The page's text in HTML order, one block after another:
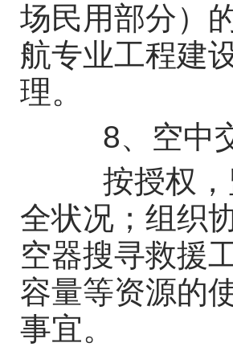
场民用部分）
航专业工程建
理。
8、空中
按授权，
全状况；组织
空器搜寻救援
容量等资源的
事宜。